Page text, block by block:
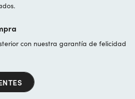
con nuestra garantía de felicidad